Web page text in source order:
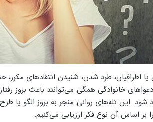
یا اطرافیان، طرد شدن، شنیدن انتقادهای
خانوادگی همگی می‌توانند باعث بروز
این تله‌های روانی منجر به بروز الگو یا
بر اساس آن نوع فکر ارزیابی می‌کنیم.